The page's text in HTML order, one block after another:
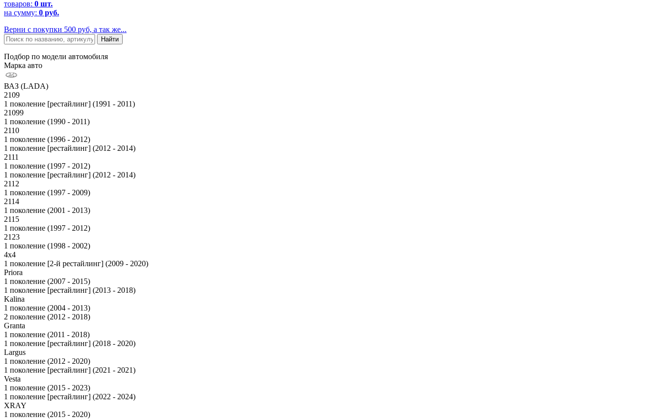
товаров: 0 шт.
на сумму: 0 руб.
Верни с покупки 500 руб, а так же...
Подбор по модели автомобиля
Марка авто
ВАЗ (LADA)
2109
1 поколение [рестайлинг] (1991 - 2011)
21099
1 поколение (1990 - 2011)
2110
1 поколение (1996 - 2012)
1 поколение [рестайлинг] (2012 - 2014)
2111
1 поколение (1997 - 2012)
1 поколение [рестайлинг] (2012 - 2014)
2112
1 поколение (1997 - 2009)
2114
1 поколение (2001 - 2013)
2115
1 поколение (1997 - 2012)
2123
1 поколение (1998 - 2002)
4x4
1 поколение [2-й рестайлинг] (2009 - 2020)
Priora
1 поколение (2007 - 2015)
1 поколение [рестайлинг] (2013 - 2018)
Kalina
1 поколение (2004 - 2013)
2 поколение (2012 - 2018)
Granta
1 поколение (2011 - 2018)
1 поколение [рестайлинг] (2018 - 2020)
Largus
1 поколение (2012 - 2020)
1 поколение [рестайлинг] (2021 - 2021)
Vesta
1 поколение (2015 - 2023)
1 поколение [рестайлинг] (2022 - 2024)
XRAY
1 поколение (2015 - 2020)